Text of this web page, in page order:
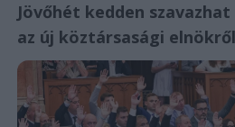
Jövőhét kedden
az új köztársasági elnökről